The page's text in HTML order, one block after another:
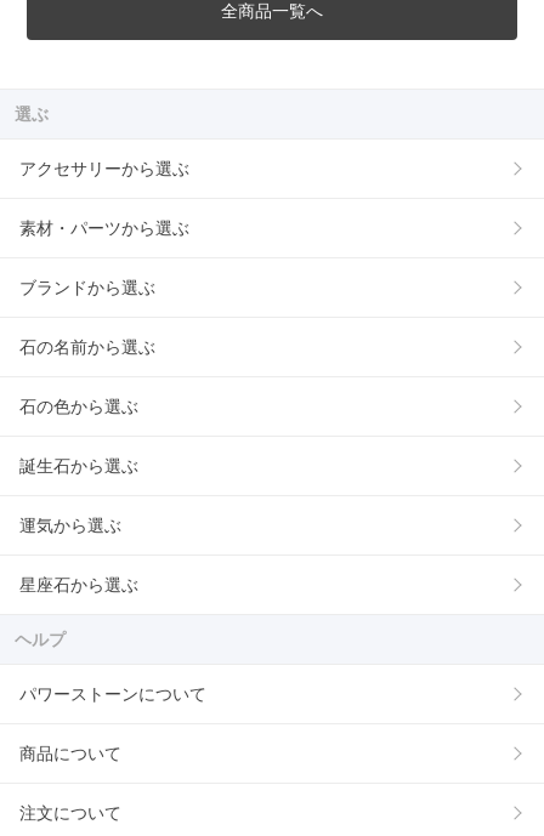
全商品一覧へ
選ぶ
アクセサリーから選ぶ
素材・パーツから選ぶ
ブランドから選ぶ
石の名前から選ぶ
石の色から選ぶ
誕生石から選ぶ
運気から選ぶ
星座石から選ぶ
ヘルプ
パワーストーンについて
商品について
注文について